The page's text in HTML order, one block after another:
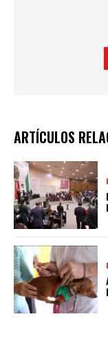
ARTÍCULOS